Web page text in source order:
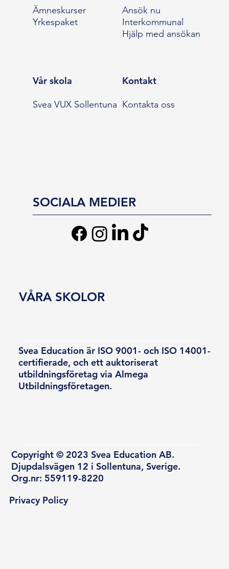
Ämneskurser
Yrkespaket
Ansök nu
Interkommunal
Hjälp med ansökan
Vår skola
Svea VUX Sollentuna
Kontakt
Kontakta oss
SOCIALA MEDIER
Svea Education är ISO 9001- och ISO 14001-
certifierade, och ett auktoriserat
utbildningsföretag via Almega
Utbildningsföretagen.
Copyright © 2023 Svea Education AB.
Djupdalsvägen 12 i Sollentuna, Sverige.
Org.nr: 559119-8220
VÅRA SKOLOR
Privacy Policy